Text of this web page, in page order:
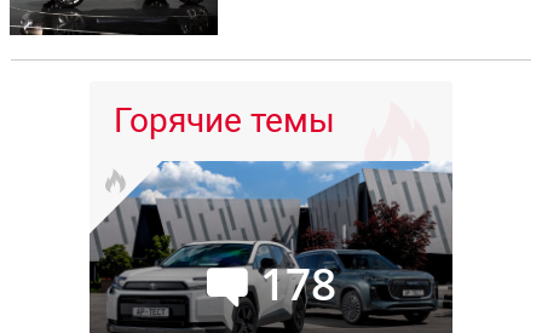
Горячие темы
178